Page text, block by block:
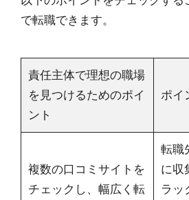
で転職できます。
責任主体で理想の職場
を見つけるためのポイ
ント
ポイ
複数の口コミサイトを
チェックし、幅広く転
転職
に収
ラッ